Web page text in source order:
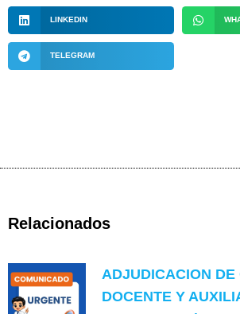
LINKEDIN
TELEGRAM
Relacionados
ADJUDICACION DE
DOCENTE Y